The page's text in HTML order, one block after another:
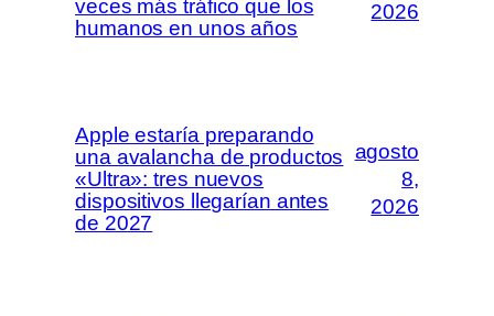
veces más tráfico que los
humanos en unos años
2026
Apple estaría preparando
una avalancha de productos
«Ultra»: tres nuevos
dispositivos llegarían antes
de 2027
agosto
8,
2026